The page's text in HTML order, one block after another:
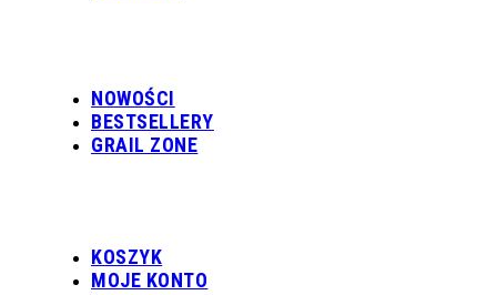
NOWOŚCI
BESTSELLERY
GRAIL ZONE
KOSZYK
MOJE KONTO